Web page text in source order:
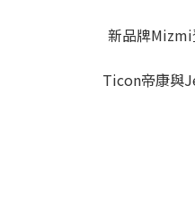
新品牌Mizmi
Ticon帝康與